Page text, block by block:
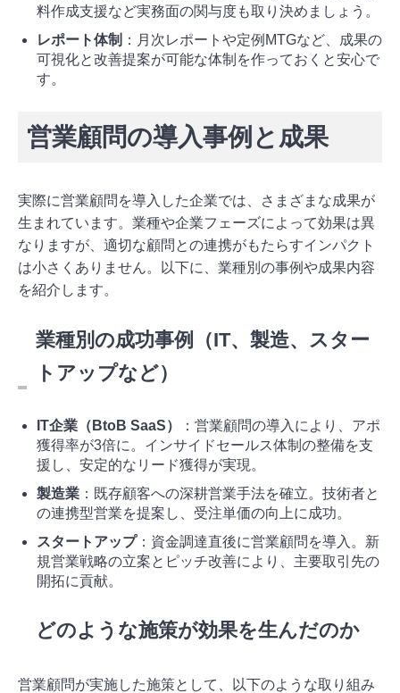
料作成支援など実務面の関与度も取り決めましょう。
レポート体制 ：月次レポートや定例MTGなど、成果の
可視化と改善提案が可能な体制を作っておくと安心で
す。
営業顧問の導入事例と成果
実際に営業顧問を導入した企業では、さまざまな成果が
生まれています。業種や企業フェーズによって効果は異
なりますが、適切な顧問との連携がもたらすインパクト
は小さくありません。以下に、業種別の事例や成果内容
を紹介します。
業種別の成功事例（IT、製造、スター
トアップなど）
IT企業（BtoB SaaS）
：営業顧問の導入により、アポ
獲得率が3倍に。インサイドセールス体制の整備を支
援し、安定的なリード獲得が実現。
製造業：既存顧客への深耕営業手法を確立。技術者と
の連携型営業を提案し、受注単価の向上に成功。
スタートアップ：資金調達直後に営業顧問を導入。新
規営業戦略の立案とピッチ改善により、主要取引先の
開拓に貢献。
どのような施策が効果を生んだのか
営業顧問が実施した施策として、以下のような取り組み